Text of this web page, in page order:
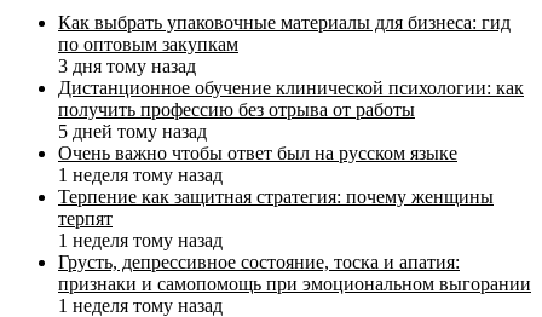
Как выбрать упаковочные материалы для бизнеса: гид
по оптовым закупкам
3 дня тому назад
Дистанционное обучение клинической психологии: как
получить профессию без отрыва от работы
5 дней тому назад
Очень важно чтобы ответ был на русском языке
1 неделя тому назад
Терпение как защитная стратегия: почему женщины
терпят
1 неделя тому назад
Грусть, депрессивное состояние, тоска и апатия:
признаки и самопомощь при эмоциональном выгорании
1 неделя тому назад